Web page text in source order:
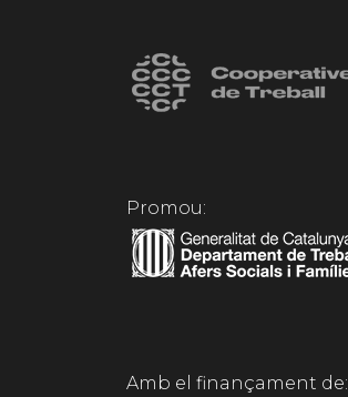
Promou:
Amb el finançament de: